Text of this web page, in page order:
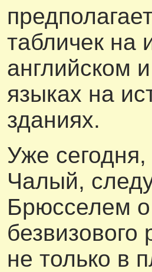
табличек на
английском
языках на
зданиях.
Уже сегодня,
Чалый,
Брюсселем
не только в